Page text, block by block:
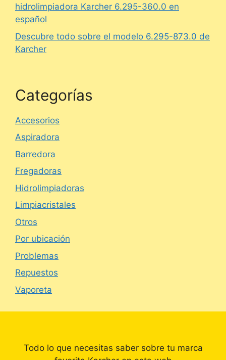
hidrolimpiadora Karcher 6.295-360.0 en
español
Descubre todo sobre el modelo 6.295-873.0 de
Karcher
Categorías
Accesorios
Aspiradora
Barredora
Fregadoras
Hidrolimpiadoras
Limpiacristales
Otros
Por ubicación
Problemas
Repuestos
Vaporeta
Todo lo que necesitas saber sobre tu marca